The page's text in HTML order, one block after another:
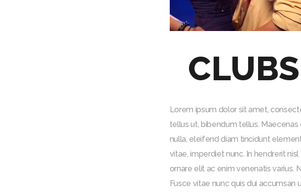
Lorem ipsum dolor sit amet,
tellus ut, bibendum tellus.
nulla, eleifend diam tincidunt
vitae, imperdiet nunc. In hendrerit
ornare elit ac enim venenatis varius.
Fusce vitae nunc quis dui